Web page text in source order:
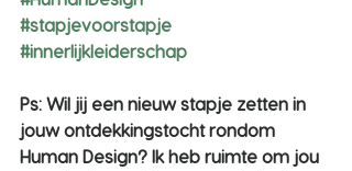
#stapjevoorstapje
#innerlijkleiderschap
Ps: Wil jij een nieuw stapje zetten in
jouw ontdekkingstocht rondom
Human Design? Ik heb ruimte om jou